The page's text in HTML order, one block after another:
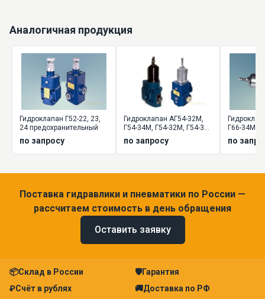
Аналогичная продукция
Гидроклапан Г52-22, 23,
24 предохранительный
по запросу
Гидроклапан АГ54-32М,
Г54-34М, Г54-32М, Г54-34,
по запросу
Г66-34М,
по
Поставка гидравлики и пневматики по России —
рассчитаем стоимость в день обращения
Оставить заявку
📦Склад в России 🛡Гарантия
₽Счёт в рублях 🚚Доставка по РФ